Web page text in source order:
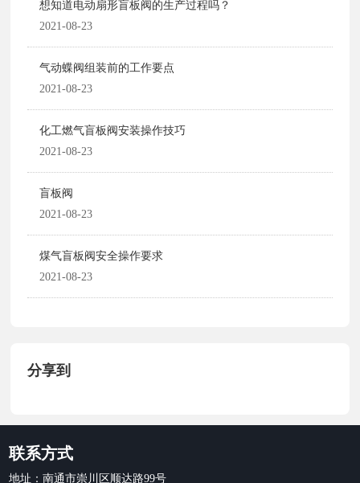
想知道电动扇形盲板阀的生产过程吗？
2021-08-23
气动蝶阀组装前的工作要点
2021-08-23
化工燃气盲板阀安装操作技巧
2021-08-23
盲板阀
2021-08-23
煤气盲板阀安全操作要求
2021-08-23
分享到
联系方式
地址：南通市崇川区顺达路99号